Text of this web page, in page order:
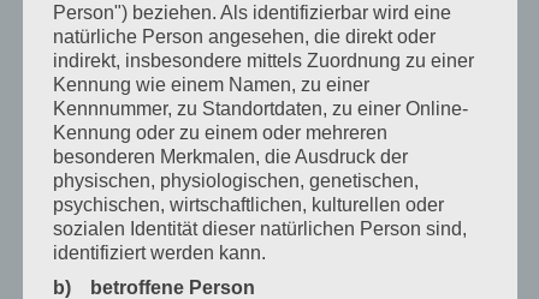
Dezember 2021
Oktober 2021
September 2021
Mai 2021
März 2021
Januar 2021
Dezember 2020
Person") beziehen. Als identifizierbar wird eine
natürliche Person angesehen, die direkt oder
indirekt, insbesondere mittels Zuordnung zu einer
Kennung wie einem Namen, zu einer
Kennnummer, zu Standortdaten, zu einer Online-
Kennung oder zu einem oder mehreren
besonderen Merkmalen, die Ausdruck der
physischen, physiologischen, genetischen,
psychischen, wirtschaftlichen, kulturellen oder
sozialen Identität dieser natürlichen Person sind,
identifiziert werden kann.
b) betroffene Person